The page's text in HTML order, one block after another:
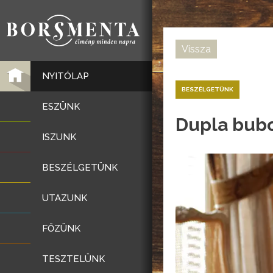
NYITÓLAP
ESZÜNK
ISZUNK
BESZÉLGETÜNK
UTAZUNK
FŐZÜNK
TESZTELÜNK
Vissza
BESZÉLGETÜNK
Dupla